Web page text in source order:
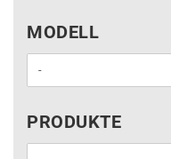
MODELL
MODELL
PRODUKTE
PRODUKTE